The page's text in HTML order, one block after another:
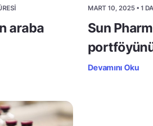
araba
MART 10, 2025 • 1
Sun
Devamını Oku